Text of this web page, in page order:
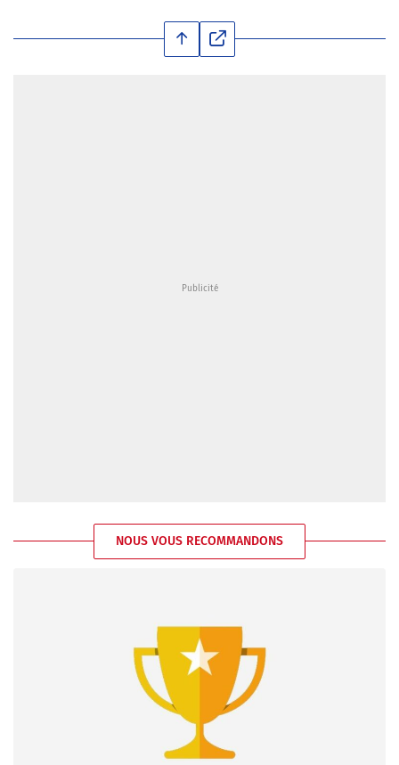
NOUS VOUS RECOMMANDONS